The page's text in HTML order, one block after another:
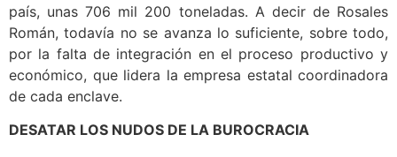
país, unas 706 mil 200 toneladas. A decir de Rosales
Román, todavía no se avanza lo suficiente, sobre todo,
por la falta de integración en el proceso productivo y
económico, que lidera la empresa estatal coordinadora
de cada enclave.
DESATAR LOS NUDOS DE LA BUROCRACIA